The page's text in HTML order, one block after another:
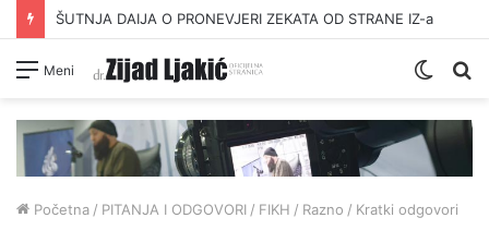
ŠUTNJA DAIJA O PRONEVJERI ZEKATA OD STRANE IZ-a
Meni
Switch
Početna / PITANJA I ODGOVORI / FIKH / Razno / Kratki odgovori